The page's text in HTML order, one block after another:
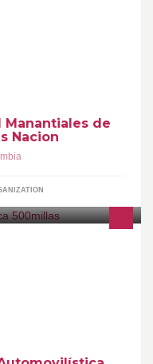
de
Nacion